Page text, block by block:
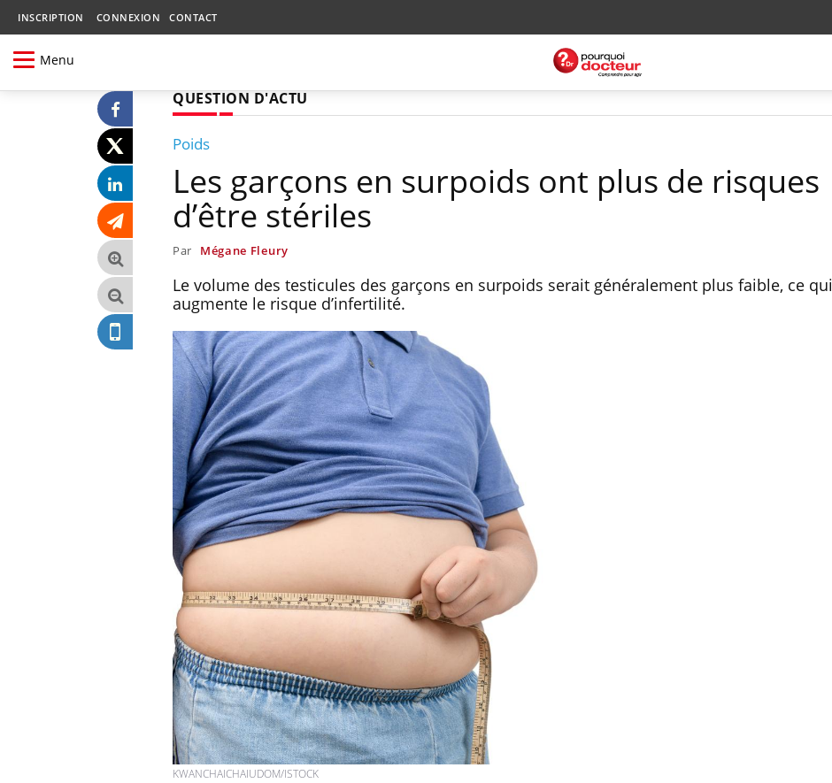
INSCRIPTION CONNEXION CONTACT
Menu
QUESTION D'ACTU
Poids
Les garçons en surpoids ont plus de risques
d’être stériles
Par Mégane Fleury
Le volume des testicules des garçons en surpoids serait généralement plus faible, ce qui
augmente le risque d’infertilité.
KWANCHAICHAIUDOM/ISTOCK
Les troubles du sommeil
modifient votre cerveau !
sensible ou simplement
très empathique ?
Bébés, jeunes enfants :
quelle trousse à
pharmacie pour les
vacances ?
Syndrome métabolique :
quels sont les meilleurs
exercices physiques ?
Comment éviter une otite
pendant les vacances ?
Hantavirus : un cas
détecté chez un touriste
en France